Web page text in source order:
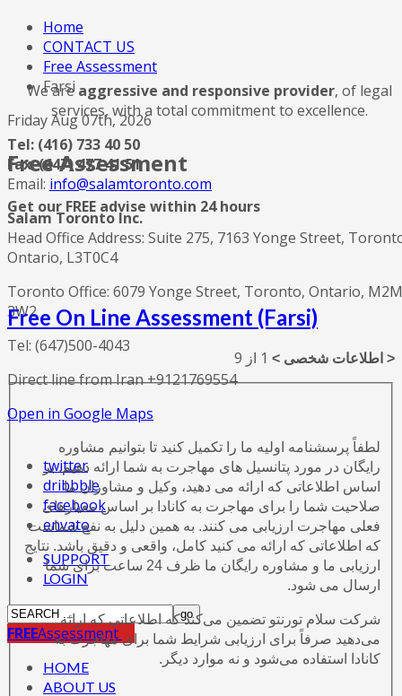
We are aggressive and responsive provider, of legal
services, with a total commitment to excellence.
Tel: (416) 733 40 50
Fax: (647) 477 41 51
Email: info@salamtoronto.com
Salam Toronto Inc.
Head Office Address: Suite 275, 7163 Yonge Street,
Ontario, L3T0C4
Toronto Office: 6079 Yonge Street, Toronto, Ontario, M2M
3W2
Tel: (647)500-4043
Direct line from Iran +9121769554
Open in Google Maps
twitter
dribbble
facebook
envato
SUPPORT
LOGIN
FREEAssessment
HOME
ABOUT US
Home
CONTACT US
Free Assessment
Farsi
Friday Aug 07th, 2026
Free Assessment
Get our FREE advise within 24 hours
Free On Line Assessment (Farsi)
< اطلاعات شخصی > 1 از 9
لطفاً پرسشنامه اولیه ما را تکمیل کنید تا بتوانیم مشاوره
رایگان در مورد پتانسیل های مهاجرت به شما ارائه دهیم. بر
اساس اطلاعاتی که ارائه می دهید، وکیل و مشاوران ما
صلاحیت شما را برای مهاجرت به کانادا بر اساس معیارهای
فعلی مهاجرت ارزیابی می کنند. به همین دلیل به نفع شماست
که اطلاعاتی که ارائه می کنید کامل، واقعی و دقیق باشد. نتایج
ارزیابی ما و مشاوره رایگان ما ظرف 24 ساعت برای شما
ارسال می شود.
شرکت سلام تورنتو تضمین می‌کند که اطلاعاتی که ارائه
می‌دهید صرفاً برای ارزیابی شرایط شما برای مهاجرت به
کانادا استفاده می‌شود و نه موارد دیگر.